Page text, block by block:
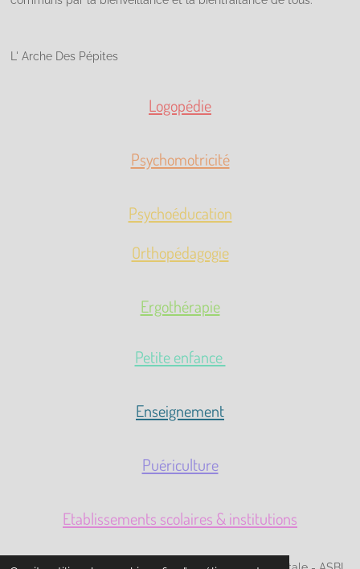
L' Arche Des Pépites
Logopédie
Psychomotricité
Psychoéducation
Orthopédagogie
Ergothérapie
Petite enfance
Enseignement
Puériculture
Etablissements scolaires & institutions